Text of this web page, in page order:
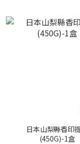
日本山梨縣香印
(450G)-1盒